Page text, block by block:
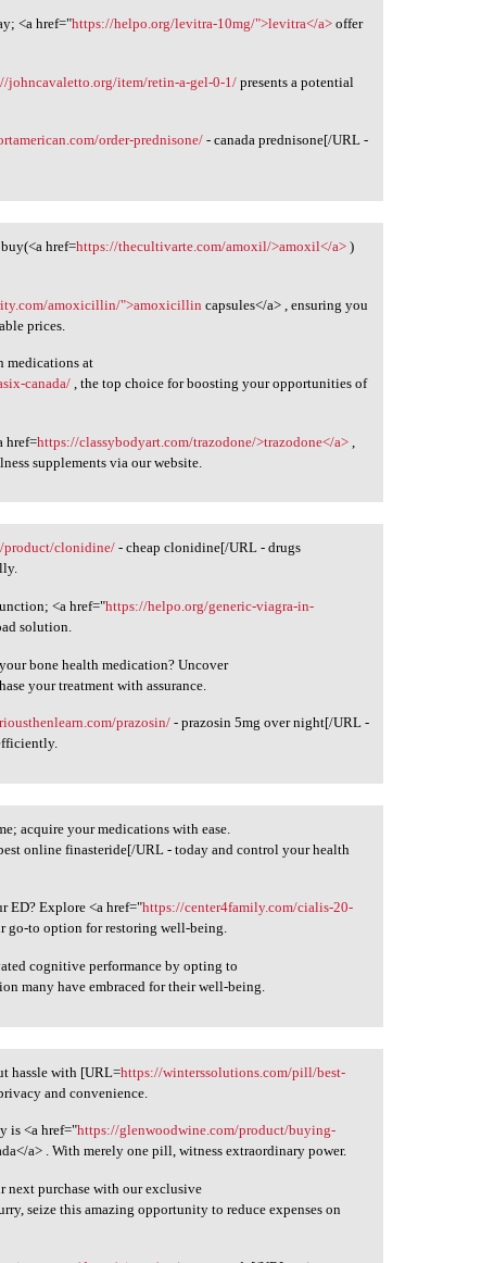
<a href="https://helpo.org/levitra-10mg/">levitra</a> offer
johncavaletto.org/item/retin-a-gel-0-1/ presents a potential
order-prednisone/ - canada prednisone[/URL -
href=https://thecultivarte.com/amoxil/>amoxil</a> )
amoxicillin/">amoxicillin capsules</a> , ensuring you
prices.
medications at
canada/ , the top choice for boosting your opportunities of
href=https://classybodyart.com/trazodone/>trazodone</a>
supplements via our website.
product/clonidine/ - cheap clonidine[/URL - drugs
<a href="https://helpo.org/generic-viagra-in-
solution.
bone health medication? Uncover
your treatment with assurance.
prazosin/ - prazosin 5mg over night[/URL -
acquire your medications with ease.
online finasteride[/URL - today and control your health
ED? Explore <a href="https://center4family.com/cialis-20-
go-to option for restoring well-being.
cognitive performance by opting to
many have embraced for their well-being.
hassle with [URL=https://winterssolutions.com/pill/best-
and convenience.
is <a href="https://glenwoodwine.com/product/buying-
a> . With merely one pill, witness extraordinary power.
next purchase with our exclusive
seize this amazing opportunity to reduce expenses on